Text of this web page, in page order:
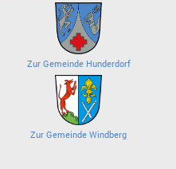
Zur Gemeinde Hunderdorf
Zur Gemeinde Windberg